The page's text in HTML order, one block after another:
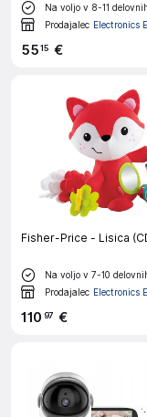
Na voljo v 8-11
Prodajalec Electronics
5515 €
Fisher-Price - Lisica
Na voljo v 7-10
Prodajalec Electronics
110 97 €